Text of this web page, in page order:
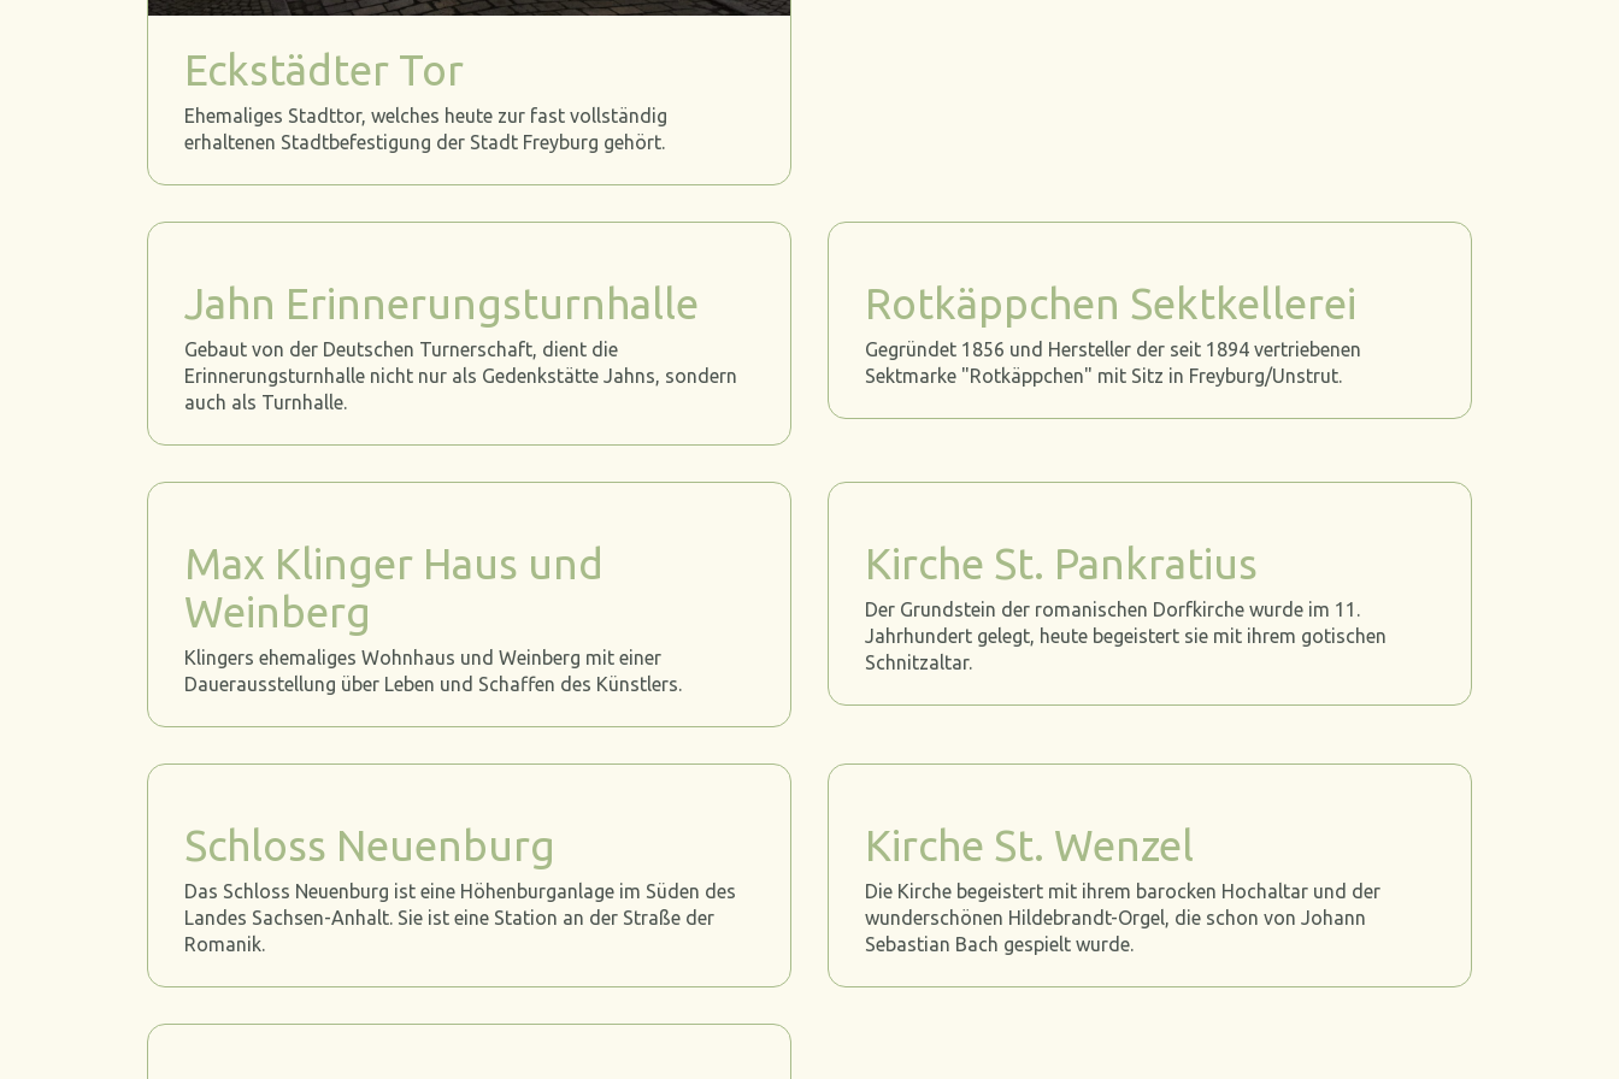
Eckstädter Tor
Ehemaliges Stadttor, welches heute zur fast vollständig
erhaltenen Stadtbefestigung der Stadt Freyburg gehört.
Jahn Erinnerungsturnhalle
Gebaut von der Deutschen Turnerschaft, dient die
Erinnerungsturnhalle nicht nur als Gedenkstätte Jahns, sondern
auch als Turnhalle.
Rotkäppchen Sektkellerei
Gegründet 1856 und Hersteller der seit 1894 vertriebenen
Sektmarke "Rotkäppchen" mit Sitz in Freyburg/Unstrut.
Max Klinger Haus und
Weinberg
Klingers ehemaliges Wohnhaus und Weinberg mit einer
Dauerausstellung über Leben und Schaffen des Künstlers.
Kirche St. Pankratius
Der Grundstein der romanischen Dorfkirche wurde im 11.
Jahrhundert gelegt, heute begeistert sie mit ihrem gotischen
Schnitzaltar.
Schloss Neuenburg
Das Schloss Neuenburg ist eine Höhenburganlage im Süden des
Landes Sachsen-Anhalt. Sie ist eine Station an der Straße der
Romanik.
Kirche St. Wenzel
Die Kirche begeistert mit ihrem barocken Hochaltar und der
wunderschönen Hildebrandt-Orgel, die schon von Johann
Sebastian Bach gespielt wurde.